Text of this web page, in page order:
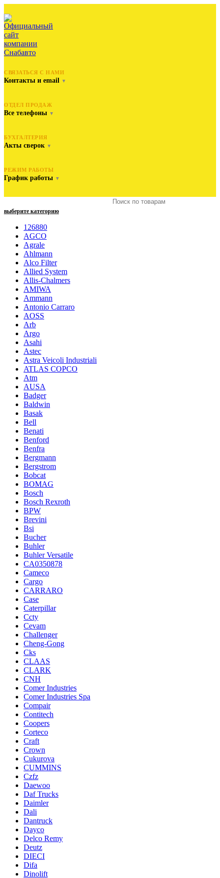
СВЯЗАТЬСЯ С НАМИ
Контакты и email ▼
ОТДЕЛ ПРОДАЖ
Все телефоны ▼
БУХГАЛТЕРИЯ
Акты сверок ▼
РЕЖИМ РАБОТЫ
График работы ▼
выберите категорию
126880
AGCO
Agrale
Ahlmann
Alco Filter
Allied System
Allis-Chalmers
AMIWA
Ammann
Antonio Carraro
AOSS
Arb
Argo
Asahi
Astec
Astra Veicoli Industriali
ATLAS COPCO
Atm
AUSA
Badger
Baldwin
Basak
Bell
Benati
Benford
Benfra
Bergmann
Bergstrom
Bobcat
BOMAG
Bosch
Bosch Rexroth
BPW
Brevini
Bsi
Bucher
Buhler
Buhler Versatile
CA0350878
Cameco
Cargo
CARRARO
Case
Caterpillar
Ccty
Cevam
Challenger
Cheng-Gong
Cks
CLAAS
CLARK
CNH
Comer Industries
Comer Industries Spa
Compair
Contitech
Coopers
Corteco
Craft
Crown
Cukurova
CUMMINS
Czfz
Daewoo
Daf Trucks
Daimler
Dali
Dantruck
Dayco
Delco Remy
Deutz
DIECI
Difa
Dinolift